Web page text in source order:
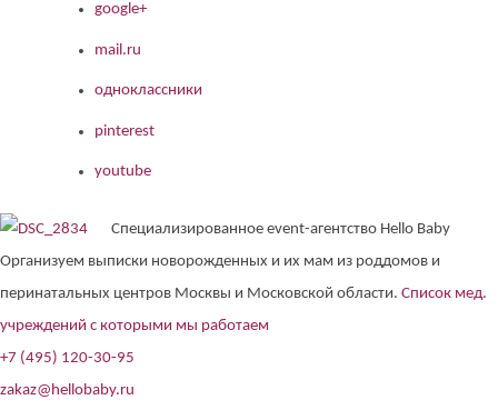
google+
mail.ru
одноклассники
pinterest
youtube
Специализированное event-агентство Hello Baby
Организуем выписки новорожденных и их мам из роддомов и
перинатальных центров Москвы и Московской области. Список мед.
учреждений с которыми мы работаем
+7 (495) 120-30-95
zakaz@hellobaby.ru